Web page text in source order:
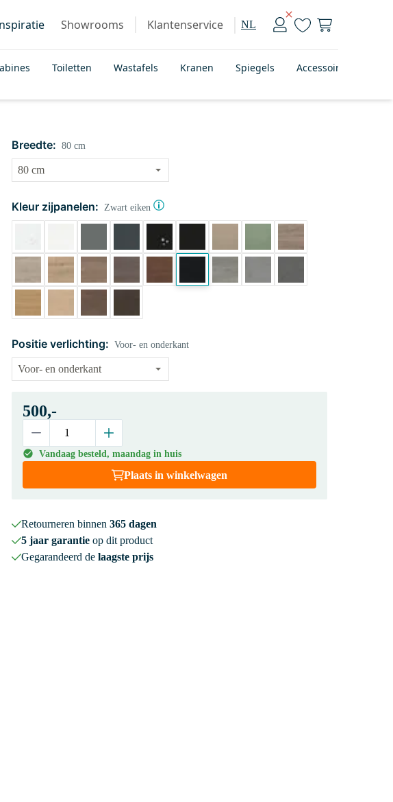
Showrooms Klantenservice NL
Toiletten Wastafels Kranen Spiegels Accessoires
Breedte: 80 cm
Kleur zijpanelen: Zwart eiken
Positie verlichting: Voor- en onderkant
500,-
Vandaag besteld, maandag in huis
Plaats in winkelwagen
Retourneren binnen 365 dagen
5 jaar garantieop dit product
Gegarandeerd de laagste prijs